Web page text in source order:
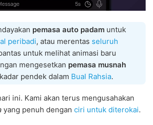
pemasa auto padam untuk
peribadi, atau merentas seluruh
untuk melihat animasi baru
mengesetkan pemasa musnah
pendek dalam Bual Rahsia.
ini. Kami akan terus mengusahakan
yang penuh dengan ciri untuk diterokai.